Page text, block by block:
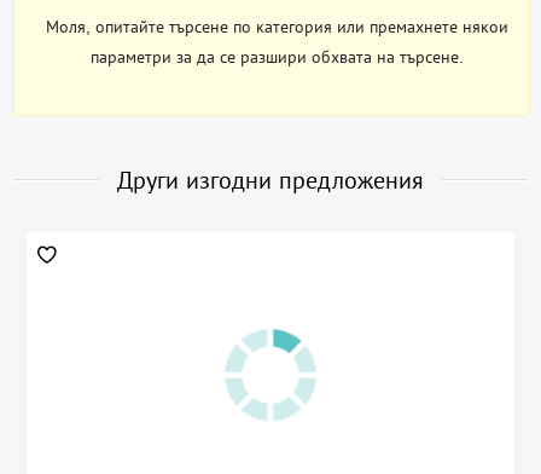
Моля, опитайте търсене по категория или премахнете някои
параметри за да се разшири обхвата на търсене.
Други изгодни предложения